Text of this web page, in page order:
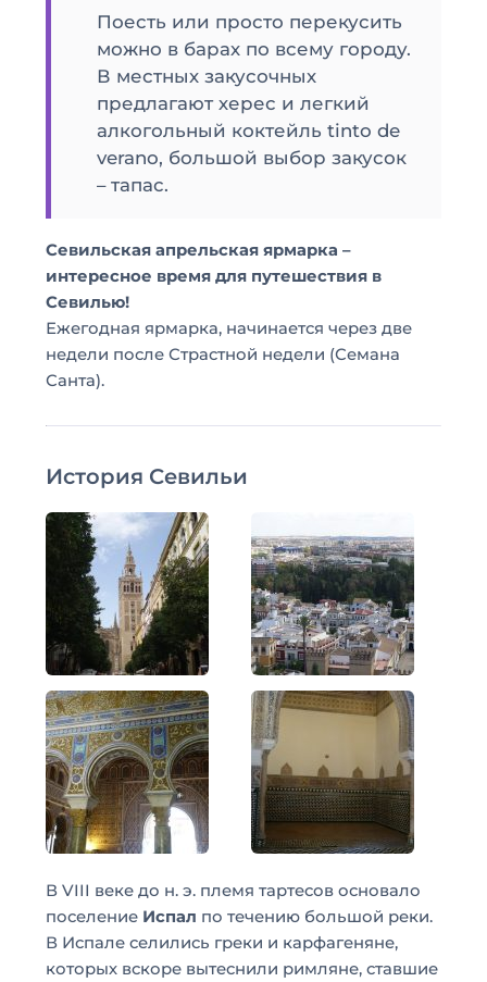
Поесть или просто перекусить
можно в барах по всему городу.
В местных закусочных
предлагают херес и легкий
алкогольный коктейль tinto de
verano, большой выбор закусок
– тапас.
Севильская апрельская ярмарка –
интересное время для путешествия в
Севилью!
Ежегодная ярмарка, начинается через две
недели после Страстной недели (Семана
Санта).
История Севильи
В VIII веке до н. э. племя тартесов основало
поселение Испал по течению большой реки.
В Испале селились греки и карфагеняне,
которых вскоре вытеснили римляне, ставшие